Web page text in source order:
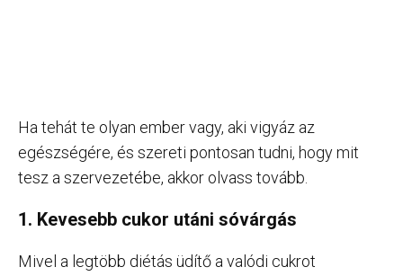
Ha tehát te olyan ember vagy, aki vigyáz az
egészségére, és szereti pontosan tudni, hogy mit
tesz a szervezetébe, akkor olvass tovább.
1. Kevesebb cukor utáni sóvárgás
Mivel a legtöbb diétás üdítő a valódi cukrot